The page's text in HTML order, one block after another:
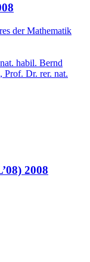
der Mathematik
habil. Bernd
Prof. Dr. rer. nat.
2008